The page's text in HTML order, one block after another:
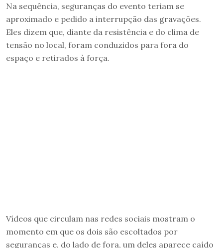
Na sequência, seguranças do evento teriam se
aproximado e pedido a interrupção das gravações.
Eles dizem que, diante da resistência e do clima de
tensão no local, foram conduzidos para fora do
espaço e retirados à força.
Vídeos que circulam nas redes sociais mostram o
momento em que os dois são escoltados por
seguranças e, do lado de fora, um deles aparece caído